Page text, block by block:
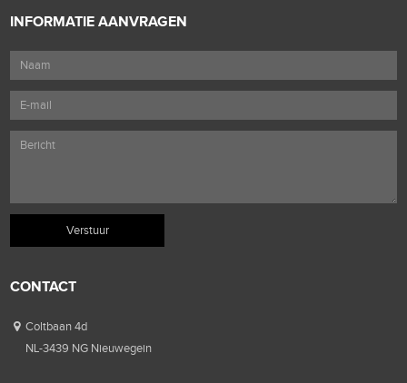
INFORMATIE AANVRAGEN
CONTACT
Coltbaan 4d
NL-3439 NG Nieuwegein